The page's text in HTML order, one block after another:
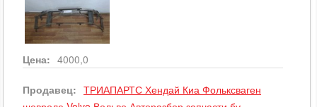
Цена: 4000,0
Продавец: ТРИАПАРТС Хендай Киа Фольксваген